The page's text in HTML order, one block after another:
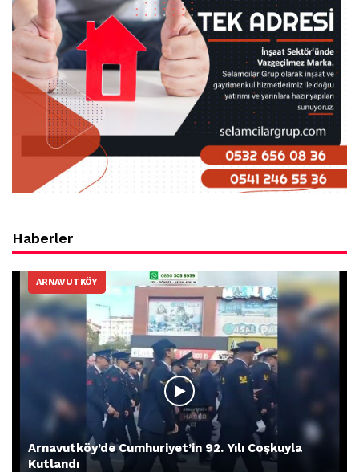
Haberler
ARNAVUTKÖY
Arnavutköy’de Cumhuriyet’in 92. Yılı Coşkuyla
Kutlandı